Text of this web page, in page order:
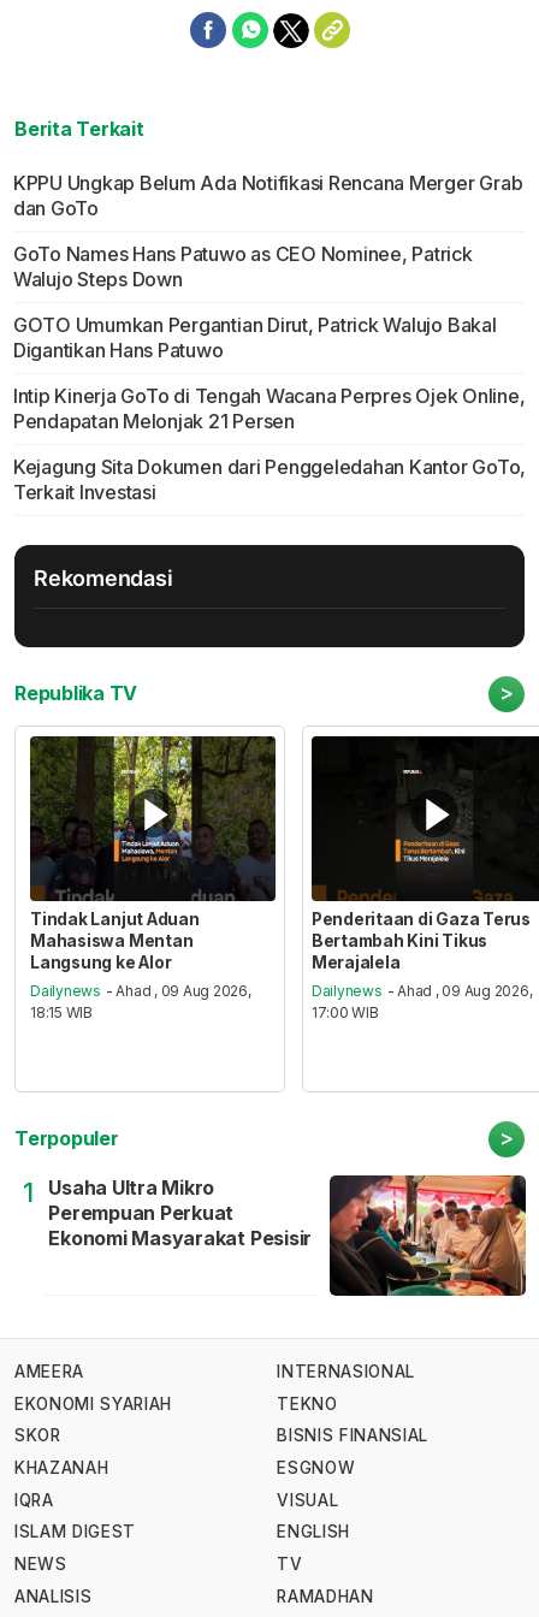
Berita Terkait
KPPU Ungkap Belum Ada Notifikasi Rencana Merger Grab
dan GoTo
GoTo Names Hans Patuwo as CEO Nominee, Patrick
Walujo Steps Down
GOTO Umumkan Pergantian Dirut, Patrick Walujo Bakal
Digantikan Hans Patuwo
Intip Kinerja GoTo di Tengah Wacana Perpres Ojek Online,
Pendapatan Melonjak 21 Persen
Kejagung Sita Dokumen dari Penggeledahan Kantor GoTo,
Terkait Investasi
Rekomendasi
Republika TV >
Tindak Lanjut Aduan
Mahasiswa Mentan
Langsung ke Alor
Dailynews - Ahad , 09 Aug 2026,
18:15 WIB
Penderitaan di Gaza Terus
Bertambah Kini Tikus
Merajalela
Dailynews - Ahad , 09 Aug 2026,
17:00 WIB
Terpopuler >
1
Usaha Ultra Mikro
Perempuan Perkuat
Ekonomi Masyarakat Pesisir
AMEERA
EKONOMI SYARIAH
SKOR
KHAZANAH
IQRA
ISLAM DIGEST
NEWS
ANALISIS
INTERNASIONAL
TEKNO
BISNIS FINANSIAL
ESGNOW
VISUAL
ENGLISH
TV
RAMADHAN